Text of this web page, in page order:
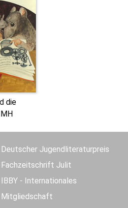
die
Deutscher Jugendliteraturpreis
Fachzeitschrift Julit
IBBY - Internationales
Mitgliedschaft